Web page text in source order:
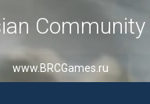
Community
www.BRCGames.ru